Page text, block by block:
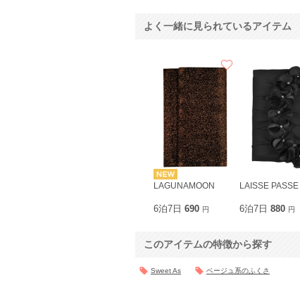
よく一緒に見られているアイテム
LAGUNAMOON
6泊7日 690 円
LAISSE PASSE
6泊7日880 円
このアイテムの特徴から探す
Sweet As ベージュ系のふくさ